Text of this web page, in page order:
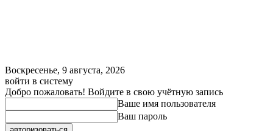
Воскресенье, 9 августа, 2026
войти в систему
Добро пожаловать! Войдите в свою учётную запись
Ваше имя пользователя
Ваш пароль